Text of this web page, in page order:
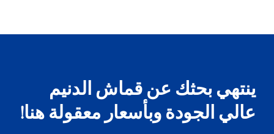
ينتهي بحثك عن قماش الدنيم
عالي الجودة وبأسعار معقولة هنا!